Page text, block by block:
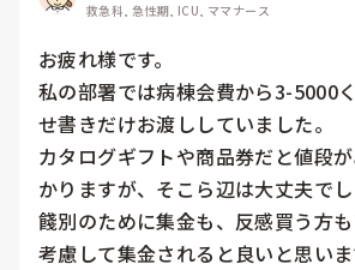
救急科, 急性期, ICU, ママナース
お疲れ様です。
私の部署では病棟会費から3-5000
せ書きだけお渡ししていました。
カタログギフトや商品券だと値段
かりますが、そこら辺は大丈夫でし
餞別のために集金も、反感買う方も
考慮して集金されると良いと思いま